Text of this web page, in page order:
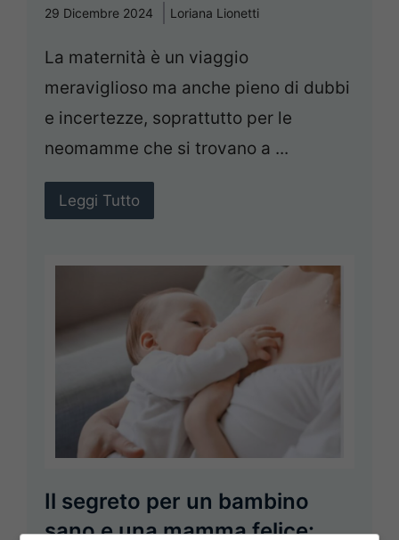
29 Dicembre 2024 Loriana Lionetti
La maternità è un viaggio
meraviglioso ma anche pieno di dubbi
e incertezze, soprattutto per le
neomamme che si trovano a ...
Leggi Tutto
Il segreto per un bambino
sano e una mamma felice: